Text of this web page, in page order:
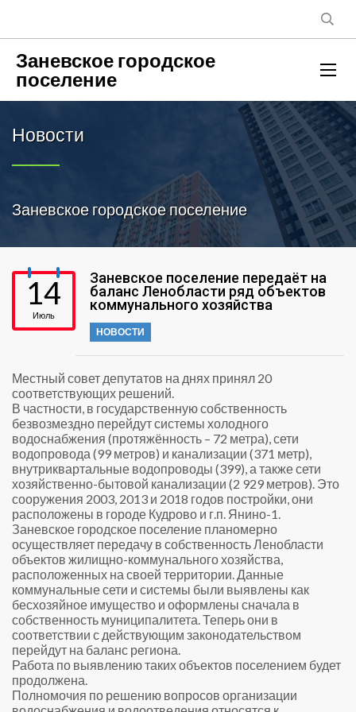
Заневское городское
поселение
Новости
Заневское городское поселение
14
Июль
Заневское поселение передаёт на
баланс Ленобласти ряд объектов
коммунального хозяйства
НОВОСТИ
Местный совет депутатов на днях принял 20
соответствующих решений.
В частности, в государственную собственность
безвозмездно перейдут системы холодного
водоснабжения (протяжённость – 72 метра), сети
водопровода (99 метров) и канализации (371 метр),
внутриквартальные водопроводы (399), а также сети
хозяйственно-бытовой канализации (2 929 метров). Это
сооружения 2003, 2013 и 2018 годов постройки, они
расположены в городе Кудрово и г.п. Янино-1.
Заневское городское поселение планомерно
осуществляет передачу в собственность Ленобласти
объектов жилищно-коммунального хозяйства,
расположенных на своей территории. Данные
коммунальные сети и системы были выявлены как
бесхозяйное имущество и оформлены сначала в
собственность муниципалитета. Теперь они в
соответствии с действующим законодательством
перейдут на баланс региона.
Работа по выявлению таких объектов поселением будет
продолжена.
Полномочия по решению вопросов организации